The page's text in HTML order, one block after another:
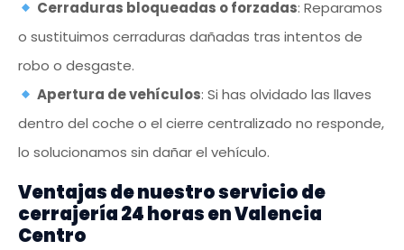
Cerraduras bloqueadas o forzadas: Reparamos
o sustituimos cerraduras dañadas tras intentos de
robo o desgaste.
Apertura de vehículos: Si has olvidado las llaves
dentro del coche o el cierre centralizado no responde,
lo solucionamos sin dañar el vehículo.
Ventajas de nuestro servicio de
cerrajería 24 horas en Valencia
Centro